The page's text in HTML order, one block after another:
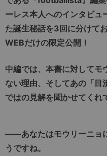
ーレス本人へのインタビュ
た誕生秘話を3回に分けて
WEBだけの限定公開！
中編では、本書に対してモ
ない理由、そしてあの「目
ではの見解を聞かせてくれ
――あなたはモウリーニョ
うですね。